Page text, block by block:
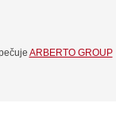
ARBERTO GROUP